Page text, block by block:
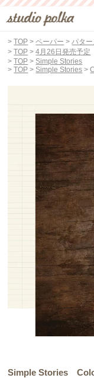
>TOP >ペーパー >パタ
>TOP >4月26日発売予定
>TOP > Simple Stories
>TOP > Simple Stories >
Simple Stories